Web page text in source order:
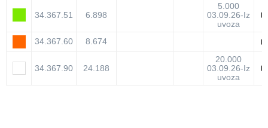
34.367.51 6.898
5.000
03.09.26-Iz
uvoza
34.367.60
8.674
34.367.90 24.188
20.000
03.09.26-Iz
uvoza